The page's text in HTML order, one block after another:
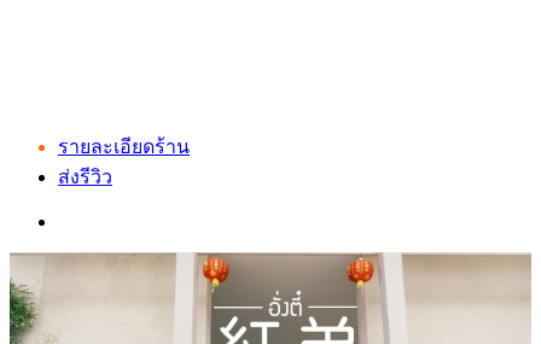
รายละเอียดร้าน
ส่งรีวิว